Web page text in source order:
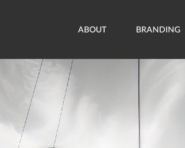
ABOUT BRANDING